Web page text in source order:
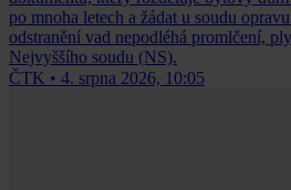
po mnoha letech a žádat u soudu
odstranění vad nepodléhá promlčení,
Nejvyššího soudu (NS).
ČTK • 4. srpna 2026, 10:05